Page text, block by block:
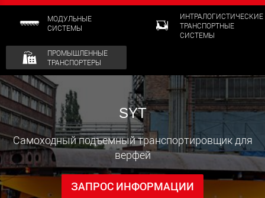
МОДУЛЬНЫЕ
СИСТЕМЫ
ИНТРАЛОГИСТИЧЕСКИЕ
ТРАНСПОРТНЫЕ
СИСТЕМЫ
ПРОМЫШЛЕННЫЕ
ТРАНСПОРТЕРЫ
SYT
Самоходный подъемный транспортировщик для
верфей
ЗАПРОС ИНФОРМАЦИИ